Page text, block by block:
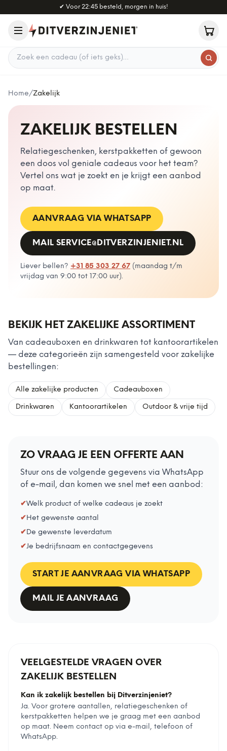
Naar hoofdinhoud
✔ Voor 22:45 besteld, morgen in huis!
Zoek een cadeau
Home/Zakelijk
ZAKELIJK BESTELLEN
Relatiegeschenken, kerstpakketten of gewoon
een doos vol geniale cadeaus voor het team?
Vertel ons wat je zoekt en je krijgt een aanbod
op maat.
AANVRAAG VIA WHATSAPP
MAIL SERVICE@DITVERZINJENIET.NL
Liever bellen? +31 85 303 27 67 ( maandag t/m
vrijdag van 9:00 tot 17:00 uur).
BEKIJK HET ZAKELIJKE ASSORTIMENT
Van cadeauboxen en drinkwaren tot kantoorartikelen
— deze categorieën zijn samengesteld voor zakelijke
bestellingen:
Alle zakelijke producten Cadeauboxen
Drinkwaren Kantoorartikelen Outdoor & vrije tijd
ZO VRAAG JE EEN OFFERTE AAN
Stuur ons de volgende gegevens via WhatsApp
of e-mail, dan komen we snel met een aanbod:
✔Welk product of welke cadeaus je zoekt
✔Het gewenste aantal
✔De gewenste leverdatum
✔Je bedrijfsnaam en contactgegevens
START JE AANVRAAG VIA WHATSAPP
MAIL JE AANVRAAG
VEELGESTELDE VRAGEN OVER
ZAKELIJK BESTELLEN
Kan ik zakelijk bestellen bij Ditverzinjeniet?
Ja. Voor grotere aantallen, relatiegeschenken of
kerstpakketten helpen we je graag met een aanbod
op maat. Neem contact op via e-mail, telefoon of
WhatsApp.